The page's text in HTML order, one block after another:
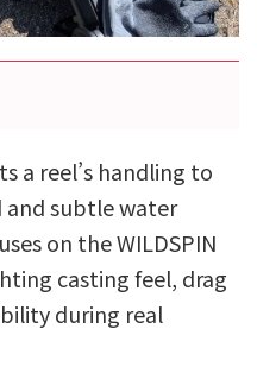
a reel’s handling to
subtle water
on the WILDSPIN
casting feel, drag
during real